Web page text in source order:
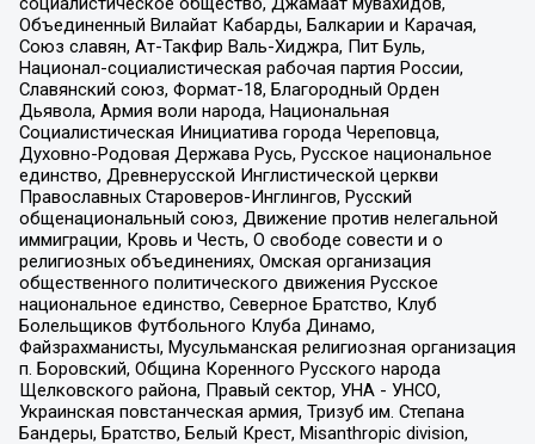
Объединенный Вилайат Кабарды, Балкарии и Карачая,
Союз славян, Ат-Такфир Валь-Хиджра, Пит Буль,
Национал-социалистическая рабочая партия России,
Славянский союз, Формат-18, Благородный Орден
Дьявола, Армия воли народа, Национальная
Социалистическая Инициатива города Череповца,
Духовно-Родовая Держава Русь, Русское национальное
единство, Древнерусской Инглистической церкви
Православных Староверов-Инглингов, Русский
общенациональный союз, Движение против нелегальной
иммиграции, Кровь и Честь, О свободе совести и о
религиозных объединениях, Омская организация
общественного политического движения Русское
национальное единство, Северное Братство, Клуб
Болельщиков Футбольного Клуба Динамо,
Файзрахманисты, Мусульманская религиозная организация
п. Боровский, Община Коренного Русского народа
Щелковского района, Правый сектор, УНА - УНСО,
Украинская повстанческая армия, Тризуб им. Степана
Бандеры, Братство, Белый Крест, Misanthropic division,